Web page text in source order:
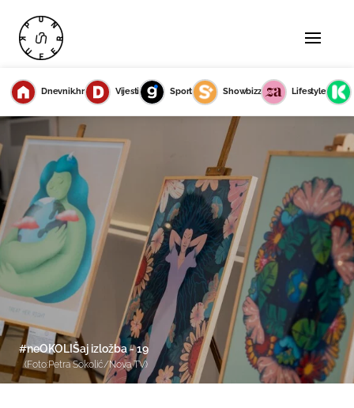
Dnevnik.hr Vijesti Sport Showbizz Lifestyle
#neOKOLIŠaj izložba - 19
(Foto:Petra Sokolić/Nova TV)